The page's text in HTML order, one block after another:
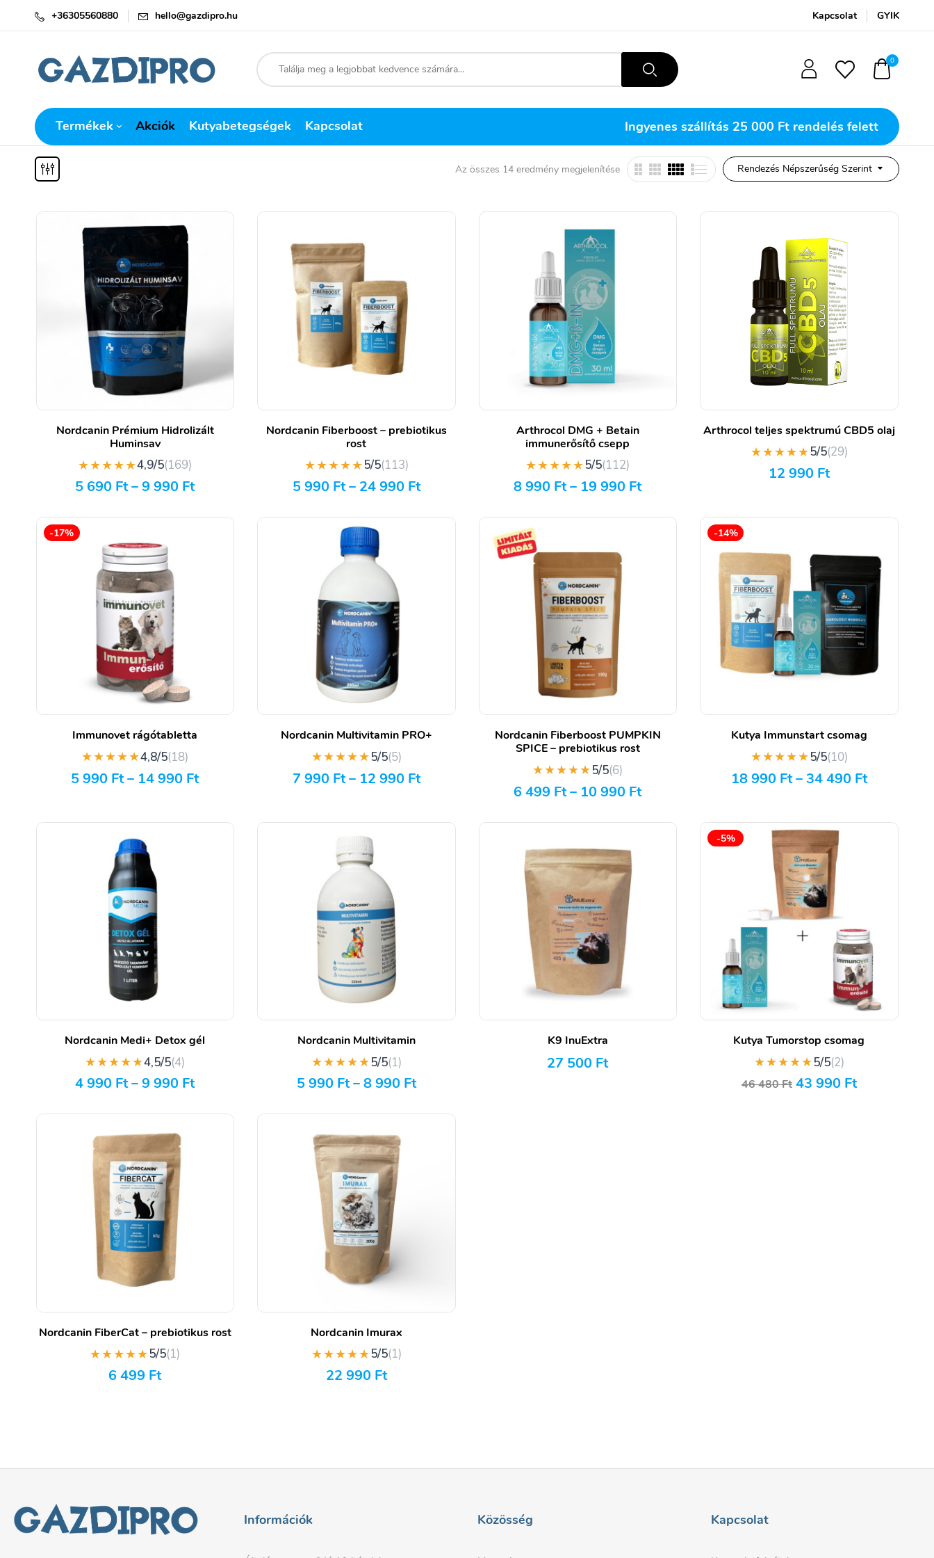
+36305560880 hello@gazdipro.hu Kapcsolat GYIK
0
Termékek Akciók Kutyabetegségek Kapcsolat Ingyenes szállítás 25 000 Ft rendelés felett
Rendezés Népszerűség Szerint
Az összes 14 eredmény megjelenítése
Nordcanin Prémium Hidrolizált
Huminsav
★★★★★4,9/5(169)
5 690 Ft–9 990 Ft
Nordcanin Fiberboost – prebiotikus
rost
★★★★★5/5(113)
5 990 Ft– 24 990 Ft
Arthrocol DMG + Betain
immunerősítő csepp
★★★★★5/5(112)
8 990 Ft– 19 990 Ft
Arthrocol teljes spektrumú CBD5 olaj
★★★★★5/5(29)
12 990 Ft
-17%
Immunovet rágótabletta
★★★★★4,8/5(18)
5 990 Ft– 14 990 Ft
Nordcanin Multivitamin PRO+
★★★★★5/5(5)
7 990 Ft– 12 990 Ft
Nordcanin Fiberboost PUMPKIN
SPICE – prebiotikus rost
★★★★★5/5(6)
6 499 Ft– 10 990 Ft
-14%
Kutya Immunstart csomag
★★★★★5/5(10)
18 990 Ft–34 490 Ft
Nordcanin Medi+ Detox gél
★★★★★4,5/5(4)
4 990 Ft–9 990 Ft
Nordcanin Multivitamin
★★★★★5/5(1)
5 990 Ft–8 990 Ft
K9 InuExtra
27 500 Ft
-5%
Kutya Tumorstop csomag
★★★★★5/5(2)
46 480Ft 43 990 Ft
Nordcanin FiberCat – prebiotikus rost
★★★★★5/5(1)
6 499 Ft
Nordcanin Imurax
★★★★★5/5(1)
22 990 Ft
Információk Közösség Kapcsolat